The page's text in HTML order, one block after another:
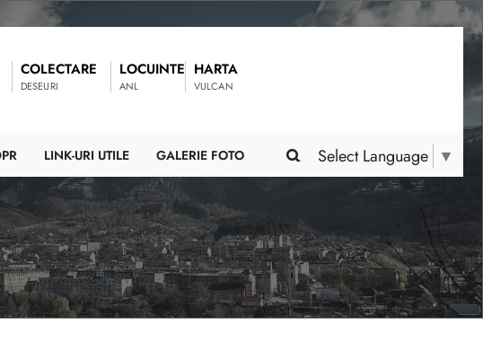
COLECTARE
DESEURI
LOCUINTE
ANL
HARTA
VULCAN
Select Language ▼
LINK-URI UTILE GALERIE FOTO